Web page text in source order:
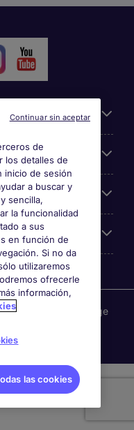
a Michael Page
- Perú
de
los detalles de
inicio de sesión
a buscar y
sencilla,
la funcionalidad
a sus
en función de
Si no da
utilizaremos
ofrecerle
información,
las cookies
Continuar sin aceptar